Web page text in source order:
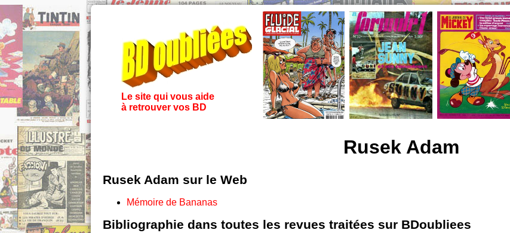
Le site qui vous aide
à retrouver vos BD
Rusek Adam
Rusek Adam sur le Web
Mémoire de Bananas
Bibliographie dans toutes les revues traitées sur BDoubliees